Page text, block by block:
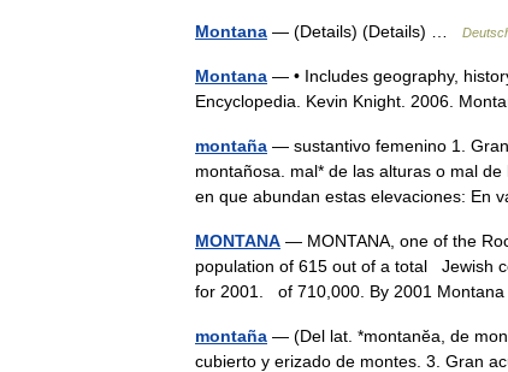
Montana — (Details) (Details) …
Montana — • Includes geography,
Encyclopedia. Kevin Knight. 2006.
montaña — sustantivo femenino 1.
montañosa. mal* de las alturas o mal
en que abundan estas elevaciones: En
MONTANA — MONTANA, one of the
population of 615 out of a total Jewish
for 2001. of 710,000. By 2001
montaña — (Del lat. *montanĕa, de
cubierto y erizado de montes. 3. Gran